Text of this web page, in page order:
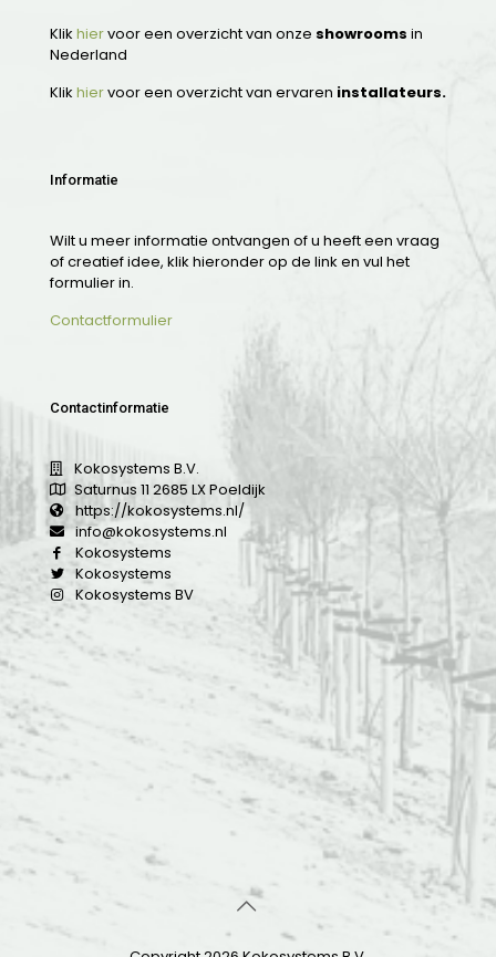
Klik hiervoor een overzicht van onze showrooms in
Nederland
Klik hiervoor een overzicht van ervaren installateurs.
Informatie
Wilt u meer informatie ontvangen of u heeft een vraag
of creatief idee, klik hieronder op de link en vul het
formulier in.
Contactformulier
Contactinformatie
Kokosystems B.V.
Saturnus 11 2685 LX Poeldijk
https://kokosystems.nl/
info@kokosystems.nl
Kokosystems
Kokosystems
Kokosystems BV